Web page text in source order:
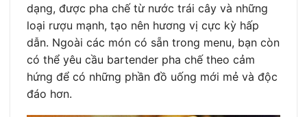
dạng, được pha chế từ nước trái cây và những
loại rượu mạnh, tạo nên hương vị cực kỳ hấp
dẫn. Ngoài các món có sẵn trong menu, bạn còn
có thể yêu cầu bartender pha chế theo cảm
hứng để có những phần đồ uống mới mẻ và độc
đáo hơn.